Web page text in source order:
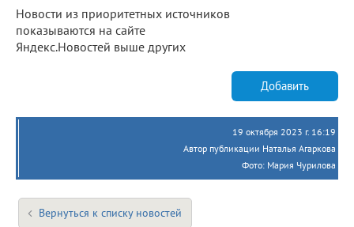
Новости из приоритетных источников
показываются на сайте
Яндекс.Новостей выше других
Добавить
19 октября 2023 г. 16:19
Автор публикации Наталья Агаркова
Фото: Мария Чурилова
Вернуться к списку новостей